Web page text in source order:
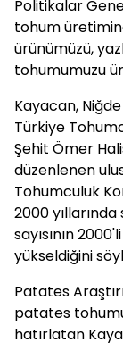
Politikalar
tohum
ürünümüzü,
tohumumuzu
Kayacan,
Türkiye
Şehit Ömer
düzenlenen
Tohumculuk
2000
sayısının
yükseldiğini
Patates
patates
hatırlatan